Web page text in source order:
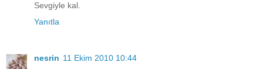
Sevgiyle kal.
Yanıtla
nesrin 11 Ekim 2010 10:44